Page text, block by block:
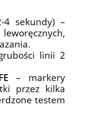
sekundy) –
linii 2
– markery
przez kilka
testem